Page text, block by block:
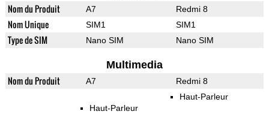
Nom du Produit A7 Redmi 8
Nom Unique SIM1 SIM1
Type de SIM Nano SIM Nano SIM
Multimedia
Nom du Produit A7 Redmi 8
Haut-Parleur
Haut-Parleur